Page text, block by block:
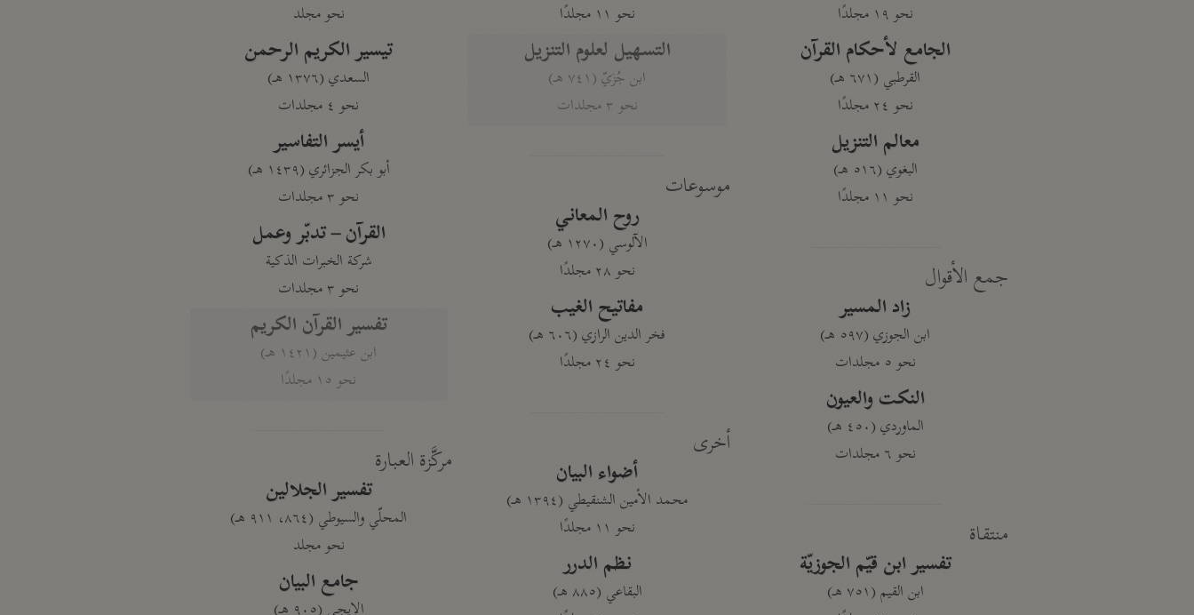
نحو ١٩ مجلدًا
الجامع لأحكام القرآن
القرطبي (٦٧١ هـ)
نحو ٢٤ مجلدًا
معالم التنزيل
البغوي (٥١٦ هـ)
نحو ١١ مجلدًا
جمع الأقوال
زاد المسير
ابن الجوزي (٥٩٧ هـ)
نحو ٥ مجلدات
النكت والعيون
الماوردي (٤٥٠ هـ)
نحو ٦ مجلدات
منتقاة
تفسير ابن قيّم الجوزيّة
ابن القيم (٧٥١ هـ)
نحو ١١ مجلدًا
التسهيل لعلوم التنزيل
ابن جُزَيّ (٧٤١ هـ)
نحو ٣ مجلدات
موسوعات
روح المعاني
الآلوسي (١٢٧٠ هـ)
نحو ٢٨ مجلدًا
مفاتيح الغيب
فخر الدين الرازي (٦٠٦ هـ)
نحو ٢٤ مجلدًا
أخرى
أضواء البيان
محمد الأمين الشنقيطي (١٣٩٤ هـ)
نحو ١١ مجلدًا
نظم الدرر
البقاعي (٨٨٥ هـ)
نحو مجلد
تيسير الكريم الرحمن
السعدي (١٣٧٦ هـ)
نحو ٤ مجلدات
أيسر التفاسير
أبو بكر الجزائري (١٤٣٩ هـ)
نحو ٣ مجلدات
القرآن – تدبّر وعمل
شركة الخبرات الذكية
نحو ٣ مجلدات
تفسير القرآن الكريم
ابن عثيمين (١٤٢١ هـ)
نحو ١٥ مجلدًا
مركَّزة العبارة
تفسير الجلالين
المحلّي والسيوطي (٨٦٤، ٩١١ هـ)
نحو مجلد
جامع البيان